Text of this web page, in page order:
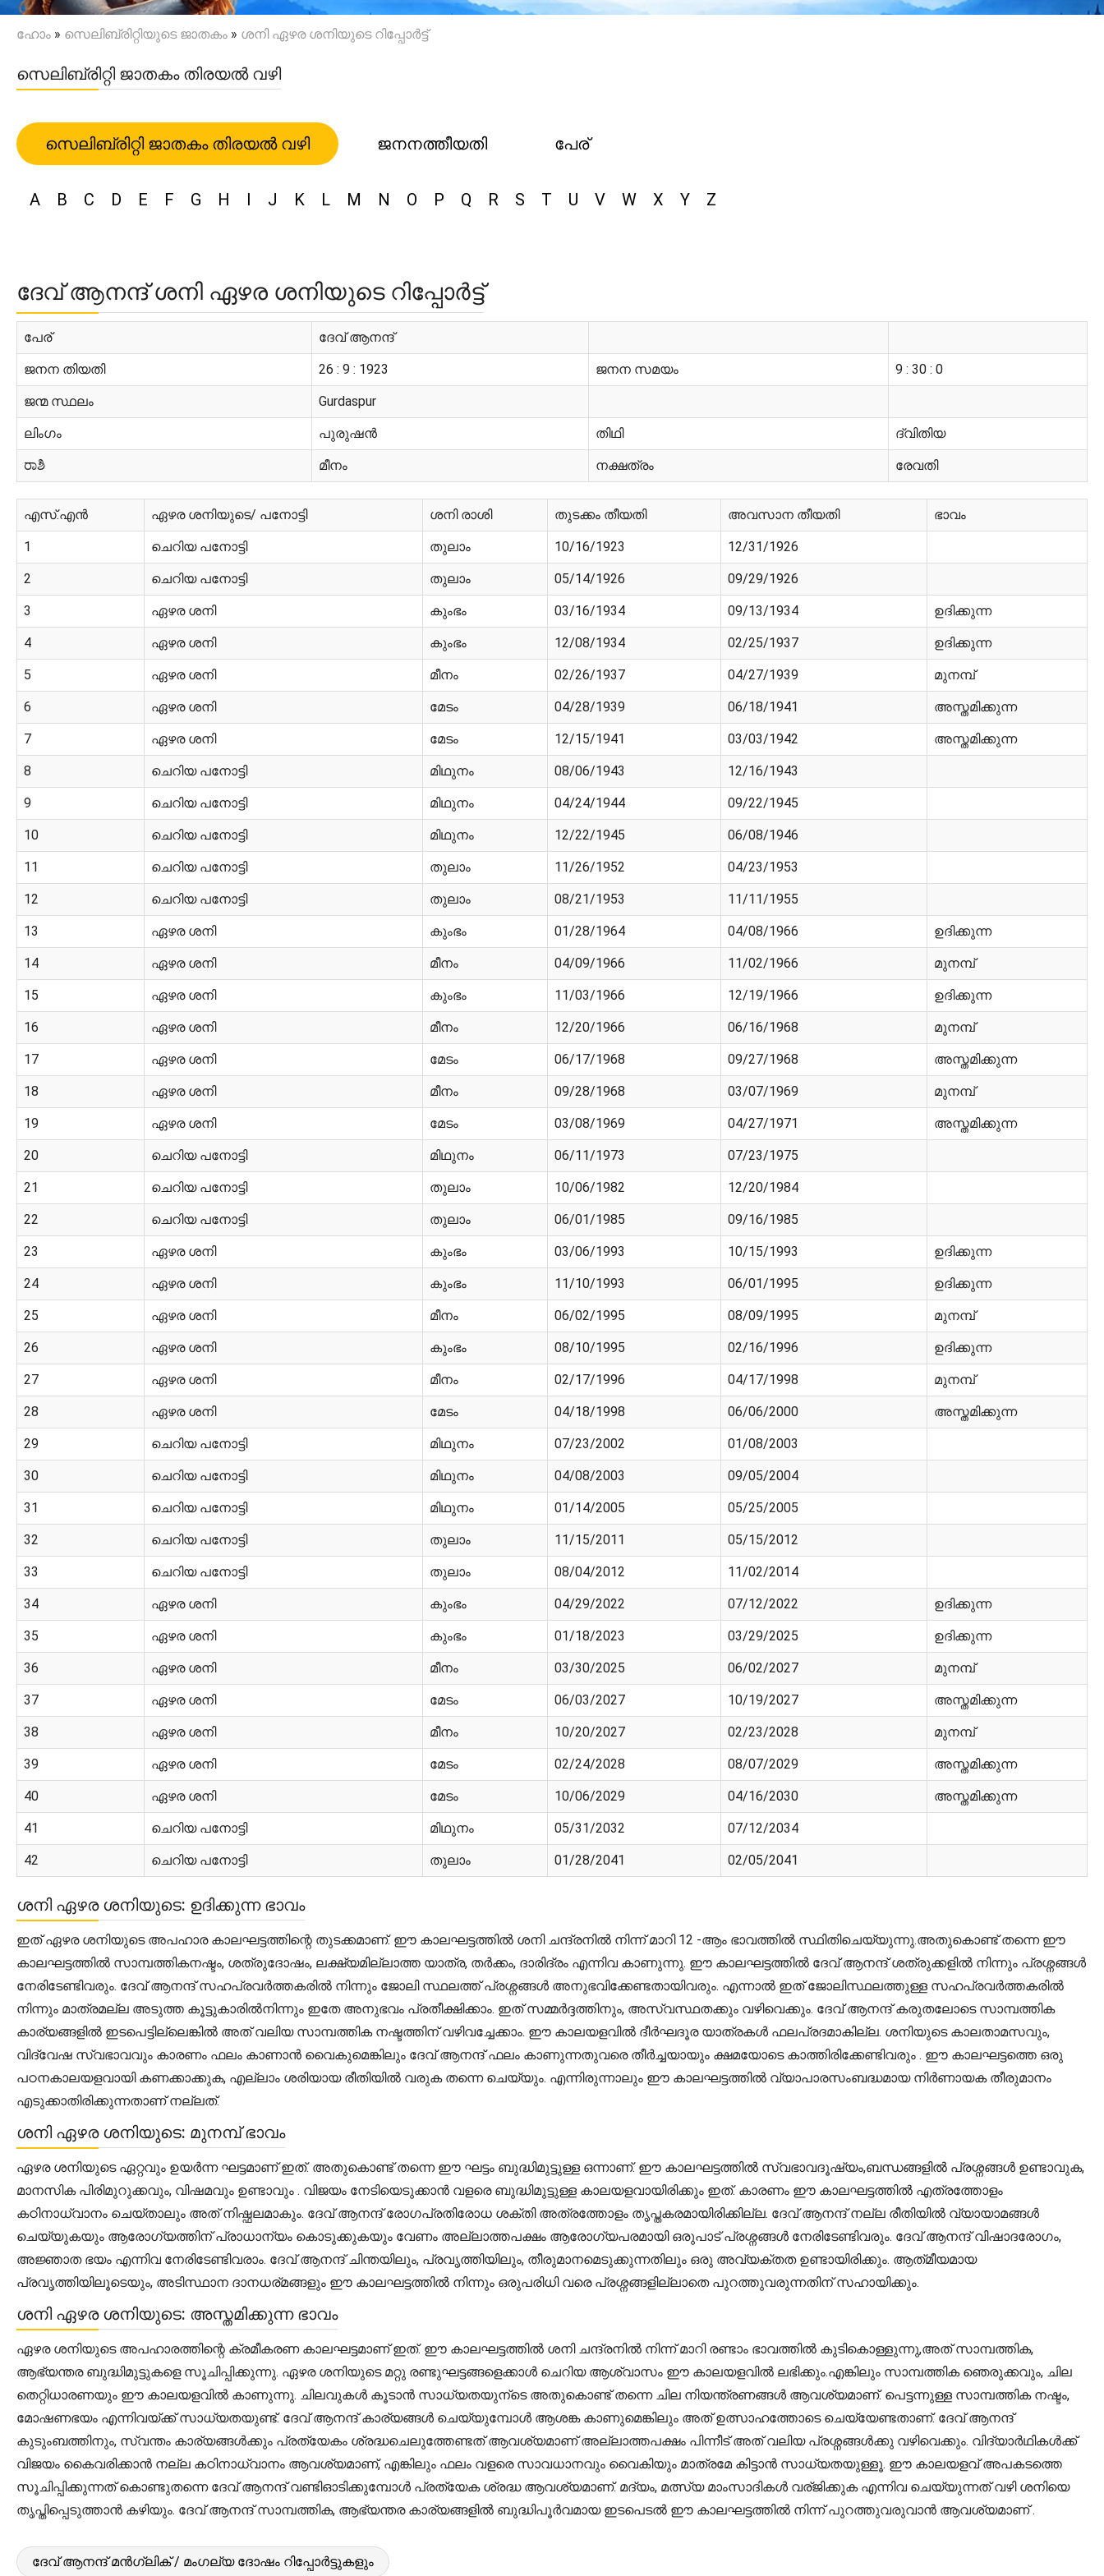
ഹോം » സെലിബ്രിറ്റിയുടെ ജാതകം » ശനി ഏഴര ശനിയുടെ റിപ്പോർട്ട്
സെലിബ്രിറ്റി ജാതകം തിരയൽ വഴി
സെലിബ്രിറ്റി ജാതകം തിരയൽ വഴി ജനനത്തീയതി പേര്
A B C D E F G H I J K L M N O P Q R S T U V W X Y Z
ദേവ് ആനന്ദ് ശനി ഏഴര ശനിയുടെ റിപ്പോർട്ട്
പേര് ദേവ് ആനന്ദ്
ജനന തിയതി 26 : 9 : 1923 ജനന സമയം 9 : 30 : 0
ജന്മ സ്ഥലം Gurdaspur
ലിംഗം പുരുഷൻ തിഥി ദ്വിതിയ
ರಾಶಿ മീനം നക്ഷത്രം രേവതി
എസ്.എൻ ഏഴര ശനിയുടെ/ പനോട്ടി ശനി രാശി തുടക്കം തീയതി അവസാന തീയതി ഭാവം
1 ചെറിയ പനോട്ടി തുലാം 10/16/1923 12/31/1926
2 ചെറിയ പനോട്ടി തുലാം 05/14/1926 09/29/1926
3 ഏഴര ശനി കുംഭം 03/16/1934 09/13/1934 ഉദിക്കുന്ന
4 ഏഴര ശനി കുംഭം 12/08/1934 02/25/1937 ഉദിക്കുന്ന
5 ഏഴര ശനി മീനം 02/26/1937 04/27/1939 മുനമ്പ്
6 ഏഴര ശനി മേടം 04/28/1939 06/18/1941 അസ്തമിക്കുന്ന
7 ഏഴര ശനി മേടം 12/15/1941 03/03/1942 അസ്തമിക്കുന്ന
8 ചെറിയ പനോട്ടി മിഥുനം 08/06/1943 12/16/1943
9 ചെറിയ പനോട്ടി മിഥുനം 04/24/1944 09/22/1945
10 ചെറിയ പനോട്ടി മിഥുനം 12/22/1945 06/08/1946
11 ചെറിയ പനോട്ടി തുലാം 11/26/1952 04/23/1953
12 ചെറിയ പനോട്ടി തുലാം 08/21/1953 11/11/1955
13 ഏഴര ശനി കുംഭം 01/28/1964 04/08/1966 ഉദിക്കുന്ന
14 ഏഴര ശനി മീനം 04/09/1966 11/02/1966 മുനമ്പ്
15 ഏഴര ശനി കുംഭം 11/03/1966 12/19/1966 ഉദിക്കുന്ന
16 ഏഴര ശനി മീനം 12/20/1966 06/16/1968 മുനമ്പ്
17 ഏഴര ശനി മേടം 06/17/1968 09/27/1968 അസ്തമിക്കുന്ന
18 ഏഴര ശനി മീനം 09/28/1968 03/07/1969 മുനമ്പ്
19 ഏഴര ശനി മേടം 03/08/1969 04/27/1971 അസ്തമിക്കുന്ന
20 ചെറിയ പനോട്ടി മിഥുനം 06/11/1973 07/23/1975
21 ചെറിയ പനോട്ടി തുലാം 10/06/1982 12/20/1984
22 ചെറിയ പനോട്ടി തുലാം 06/01/1985 09/16/1985
23 ഏഴര ശനി കുംഭം 03/06/1993 10/15/1993 ഉദിക്കുന്ന
24 ഏഴര ശനി കുംഭം 11/10/1993 06/01/1995 ഉദിക്കുന്ന
25 ഏഴര ശനി മീനം 06/02/1995 08/09/1995 മുനമ്പ്
26 ഏഴര ശനി കുംഭം 08/10/1995 02/16/1996 ഉദിക്കുന്ന
27 ഏഴര ശനി മീനം 02/17/1996 04/17/1998 മുനമ്പ്
28 ഏഴര ശനി മേടം 04/18/1998 06/06/2000 അസ്തമിക്കുന്ന
29 ചെറിയ പനോട്ടി മിഥുനം 07/23/2002 01/08/2003
30 ചെറിയ പനോട്ടി മിഥുനം 04/08/2003 09/05/2004
31 ചെറിയ പനോട്ടി മിഥുനം 01/14/2005 05/25/2005
32 ചെറിയ പനോട്ടി തുലാം 11/15/2011 05/15/2012
33 ചെറിയ പനോട്ടി തുലാം 08/04/2012 11/02/2014
34 ഏഴര ശനി കുംഭം 04/29/2022 07/12/2022 ഉദിക്കുന്ന
35 ഏഴര ശനി കുംഭം 01/18/2023 03/29/2025 ഉദിക്കുന്ന
36 ഏഴര ശനി മീനം 03/30/2025 06/02/2027 മുനമ്പ്
37 ഏഴര ശനി മേടം 06/03/2027 10/19/2027 അസ്തമിക്കുന്ന
38 ഏഴര ശനി മീനം 10/20/2027 02/23/2028 മുനമ്പ്
39 ഏഴര ശനി മേടം 02/24/2028 08/07/2029 അസ്തമിക്കുന്ന
40 ഏഴര ശനി മേടം 10/06/2029 04/16/2030 അസ്തമിക്കുന്ന
41 ചെറിയ പനോട്ടി മിഥുനം 05/31/2032 07/12/2034
42 ചെറിയ പനോട്ടി തുലാം 01/28/2041 02/05/2041
ശനി ഏഴര ശനിയുടെ: ഉദിക്കുന്ന ഭാവം
ഇത് ഏഴര ശനിയുടെ അപഹാര കാലഘട്ടത്തിന്റെ തുടക്കമാണ്. ഈ കാലഘട്ടത്തിൽ ശനി ചന്ദ്രനിൽ നിന്ന് മാറി 12 -ആം ഭാവത്തിൽ സ്ഥിതിചെയ്യുന്നു.അതുകൊണ്ട് തന്നെ ഈ
കാലഘട്ടത്തിൽ സാമ്പത്തികനഷ്ടം, ശത്രുദോഷം, ലക്ഷ്യമില്ലാത്ത യാത്ര, തർക്കം, ദാരിദ്രം എന്നിവ കാണുന്നു. ഈ കാലഘട്ടത്തിൽ ദേവ് ആനന്ദ് ശത്രുക്കളിൽ നിന്നും പ്രശ്നങ്ങൾ
നേരിടേണ്ടിവരും. ദേവ് ആനന്ദ് സഹപ്രവർത്തകരിൽ നിന്നും ജോലി സ്ഥലത്ത് പ്രശ്നങ്ങൾ അനുഭവിക്കേണ്ടതായിവരും. എന്നാൽ ഇത് ജോലിസ്ഥലത്തുള്ള സഹപ്രവർത്തകരിൽ
നിന്നും മാത്രമല്ല അടുത്ത കൂട്ടുകാരിൽനിന്നും ഇതേ അനുഭവം പ്രതീക്ഷിക്കാം. ഇത് സമ്മർദ്ദത്തിനും, അസ്വസ്ഥതക്കും വഴിവെക്കും. ദേവ് ആനന്ദ് കരുതലോടെ സാമ്പത്തിക
കാര്യങ്ങളിൽ ഇടപെട്ടില്ലെങ്കിൽ അത് വലിയ സാമ്പത്തിക നഷ്ടത്തിന് വഴിവച്ചേക്കാം. ഈ കാലയളവിൽ ദീർഘദൂര യാത്രകൾ ഫലപ്രദമാകില്ല. ശനിയുടെ കാലതാമസവും,
വിദ്വേഷ സ്വഭാവവും കാരണം ഫലം കാണാൻ വൈകുമെങ്കിലും ദേവ് ആനന്ദ് ഫലം കാണുന്നതുവരെ തീർച്ചയായും ക്ഷമയോടെ കാത്തിരിക്കേണ്ടിവരും . ഈ കാലഘട്ടത്തെ ഒരു
പഠനകാലയളവായി കണക്കാക്കുക, എല്ലാം ശരിയായ രീതിയിൽ വരുക തന്നെ ചെയ്യും. എന്നിരുന്നാലും ഈ കാലഘട്ടത്തിൽ വ്യാപാരസംബദ്ധമായ നിർണായക തീരുമാനം
എടുക്കാതിരിക്കുന്നതാണ് നല്ലത്.
ശനി ഏഴര ശനിയുടെ: മുനമ്പ് ഭാവം
ഏഴര ശനിയുടെ ഏറ്റവും ഉയർന്ന ഘട്ടമാണ് ഇത്. അതുകൊണ്ട് തന്നെ ഈ ഘട്ടം ബുദ്ധിമുട്ടുള്ള ഒന്നാണ്. ഈ കാലഘട്ടത്തിൽ സ്വഭാവദൂഷ്യം,ബന്ധങ്ങളിൽ പ്രശ്നങ്ങൾ ഉണ്ടാവുക,
മാനസിക പിരിമുറുക്കവും, വിഷമവും ഉണ്ടാവും . വിജയം നേടിയെടുക്കാൻ വളരെ ബുദ്ധിമുട്ടുള്ള കാലയളവായിരിക്കും ഇത്. കാരണം ഈ കാലഘട്ടത്തിൽ എത്രത്തോളം
കഠിനാധ്വാനം ചെയ്താലും അത് നിഷ്ഫലമാകും. ദേവ് ആനന്ദ് രോഗപ്രതിരോധ ശക്തി അത്രത്തോളം തൃപ്തകരമായിരിക്കില്ല. ദേവ് ആനന്ദ് നല്ല രീതിയിൽ വ്യായാമങ്ങൾ
ചെയ്യുകയും ആരോഗ്യത്തിന് പ്രാധാന്യം കൊടുക്കുകയും വേണം അല്ലാത്തപക്ഷം ആരോഗ്യപരമായി ഒരുപാട് പ്രശ്നങ്ങൾ നേരിടേണ്ടിവരും. ദേവ് ആനന്ദ് വിഷാദരോഗം,
അജ്ഞാത ഭയം എന്നിവ നേരിടേണ്ടിവരാം. ദേവ് ആനന്ദ് ചിന്തയിലും, പ്രവൃത്തിയിലും, തീരുമാനമെടുക്കുന്നതിലും ഒരു അവ്യക്തത ഉണ്ടായിരിക്കും. ആത്‌മീയമായ
പ്രവൃത്തിയിലൂടെയും, അടിസ്ഥാന ദാനധര്മങ്ങളും ഈ കാലഘട്ടത്തിൽ നിന്നും ഒരുപരിധി വരെ പ്രശ്നങ്ങളില്ലാതെ പുറത്തുവരുന്നതിന് സഹായിക്കും.
ശനി ഏഴര ശനിയുടെ: അസ്തമിക്കുന്ന ഭാവം
ഏഴര ശനിയുടെ അപഹാരത്തിന്റെ ക്രമീകരണ കാലഘട്ടമാണ് ഇത്. ഈ കാലഘട്ടത്തിൽ ശനി ചന്ദ്രനിൽ നിന്ന് മാറി രണ്ടാം ഭാവത്തിൽ കുടികൊള്ളുന്നു,അത് സാമ്പത്തിക,
ആഭ്യന്തര ബുദ്ധിമുട്ടുകളെ സൂചിപ്പിക്കുന്നു. ഏഴര ശനിയുടെ മറ്റു രണ്ടുഘട്ടങ്ങളെക്കാൾ ചെറിയ ആശ്വാസം ഈ കാലയളവിൽ ലഭിക്കും.എങ്കിലും സാമ്പത്തിക ഞെരുക്കവും, ചില
തെറ്റിധാരണയും ഈ കാലയളവിൽ കാണുന്നു. ചിലവുകൾ കൂടാൻ സാധ്യതയുന്ടെ അതുകൊണ്ട് തന്നെ ചില നിയന്ത്രണങ്ങൾ ആവശ്യമാണ്. പെട്ടന്നുള്ള സാമ്പത്തിക നഷ്ടം,
മോഷണഭയം എന്നിവയ്ക്ക് സാധ്യതയുണ്ട്. ദേവ് ആനന്ദ് കാര്യങ്ങൾ ചെയ്യുമ്പോൾ ആശങ്ക കാണുമെങ്കിലും അത് ഉത്സാഹത്തോടെ ചെയ്യേണ്ടതാണ്. ദേവ് ആനന്ദ്
കുടുംബത്തിനും, സ്വന്തം കാര്യങ്ങൾക്കും പ്രത്യേകം ശ്രദ്ധചെലുത്തേണ്ടത് ആവശ്യമാണ് അല്ലാത്തപക്ഷം പിന്നീട് അത് വലിയ പ്രശ്നങ്ങൾക്കു വഴിവെക്കും. വിദ്യാർഥികൾക്ക്
വിജയം കൈവരിക്കാൻ നല്ല കഠിനാധ്വാനം ആവശ്യമാണ്, എങ്കിലും ഫലം വളരെ സാവധാനവും വൈകിയും മാത്രമേ കിട്ടാൻ സാധ്യതയുള്ളൂ. ഈ കാലയളവ് അപകടത്തെ
സൂചിപ്പിക്കുന്നത് കൊണ്ടുതന്നെ ദേവ് ആനന്ദ് വണ്ടിഓടിക്കുമ്പോൾ പ്രത്യേക ശ്രദ്ധ ആവശ്യമാണ്. മദ്യം, മത്സ്യ മാംസാദികൾ വര്ജിക്കുക എന്നിവ ചെയ്യുന്നത് വഴി ശനിയെ
തൃപ്തിപ്പെടുത്താൻ കഴിയും. ദേവ് ആനന്ദ് സാമ്പത്തിക, ആഭ്യന്തര കാര്യങ്ങളിൽ ബുദ്ധിപൂർവമായ ഇടപെടൽ ഈ കാലഘട്ടത്തിൽ നിന്ന് പുറത്തുവരുവാൻ ആവശ്യമാണ് .
ദേവ് ആനന്ദ് മൻഗ്ലിക് / മംഗല്യ ദോഷം റിപ്പോർട്ടുകളും